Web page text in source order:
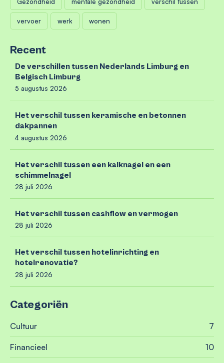
vervoer werk wonen
Recent
De verschillen tussen Nederlands Limburg en
Belgisch Limburg
5 augustus 2026
Het verschil tussen keramische en betonnen
dakpannen
4 augustus 2026
Het verschil tussen een kalknagel en een
schimmelnagel
28 juli 2026
Het verschil tussen cashflow en vermogen
28 juli 2026
Het verschil tussen hotelinrichting en
hotelrenovatie?
28 juli 2026
Categoriën
Cultuur 7
Financieel 10